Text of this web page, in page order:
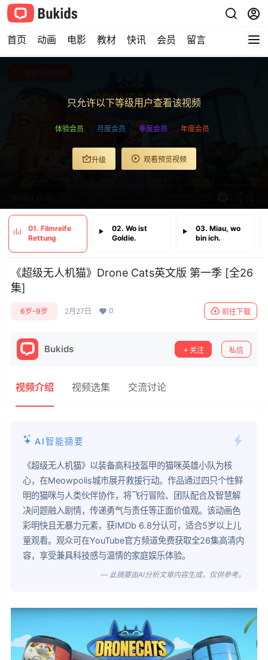
首页 动画 电影 教材 快讯 会员 留言
只允许以下等级用户查看该视频
体验会员 月度会员 季度会员 年度会员
升级 观看预览视频
01. Filmreife
Rettung
02. Wo ist
Goldie.
03. Miau, wo
bin ich.
《超级无人机猫》Drone Cats英文版 第一季 [全26
集]
6岁-9岁 2月27日 0 前往下载
Bukids 关注 私信
视频介绍 视频选集 交流讨论
AI智能摘要
《超级无人机猫》以装备高科技盔甲的猫咪英雄小队为核
心，在Meowpolis城市展开救援行动。作品通过四只个性鲜
明的猫咪与人类伙伴协作，将飞行冒险、团队配合及智慧解
决问题融入剧情，传递勇气与责任等正面价值观。该动画色
彩明快且无暴力元素，获IMDb 6.8分认可，适合5岁以上儿
童观看。观众可在YouTube官方频道免费获取全26集高清内
容，享受兼具科技感与温情的家庭娱乐体验。
— 此摘要由AI分析文章内容生成，仅供参考。